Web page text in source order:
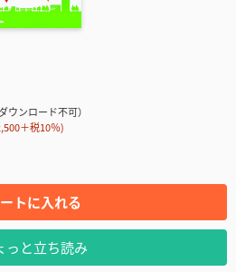
ウンロード不可）
＋税10％)
トに入れる
っと立ち読み